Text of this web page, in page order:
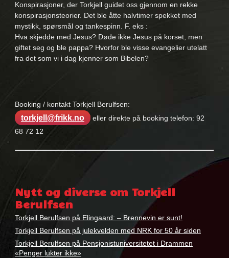
Konspirasjoner, der Torkjell guidet oss gjennom en rekke
konspirasjonsteorier. Det ble åtte halvtimer spekket med
mystikk, spørsmål og tankespinn. F. eks :
Hva skjedde med Jesus? Døde ikke Jesus på korset, men
giftet seg og ble pappa? Hvorfor ble visse evangelier utelatt
fra det som vi i dag kjenner som Bibelen?
Booking / kontakt Torkjell Berulfsen:
torkjell@frikk.no
eller direkte på booking telefon: 92
68 72 12
bestille
foredrag,
konferansier,
kontakte,
berulfsen
Nytt og diverse om Torkjell
Berulfsen
Torkjell Berulfsen på Elingaard: – Brennevin er sunt!
Torkjell Berulfsen på julekvelden med NRK for 50 år siden
Torkjell Berulfsen på Pensjonistuniversitetet i Drammen
«Penger lukter ikke»